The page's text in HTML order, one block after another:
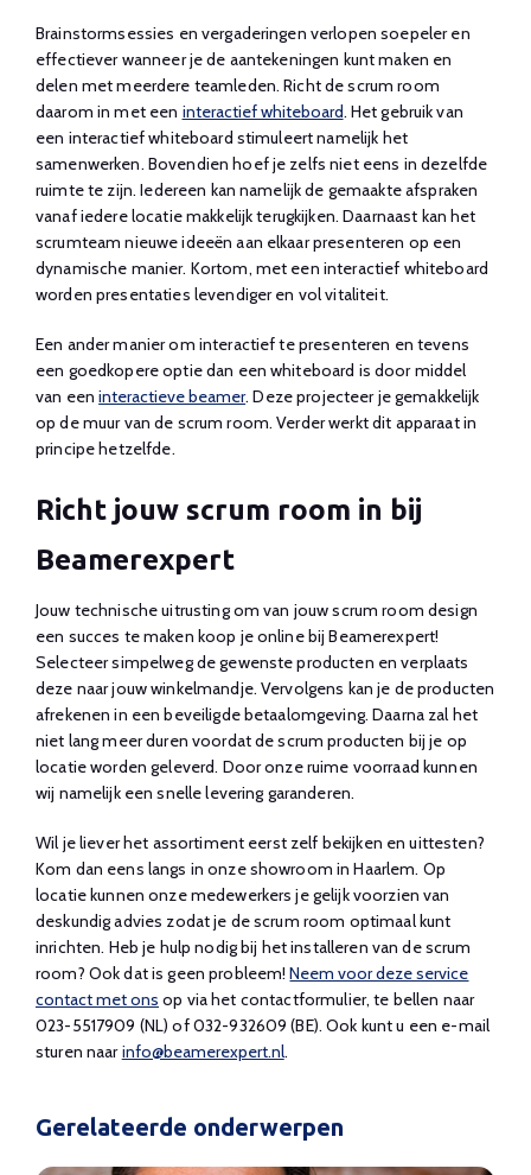
Brainstormsessies en vergaderingen verlopen soepeler en
effectiever wanneer je de aantekeningen kunt maken en
delen met meerdere teamleden. Richt de scrum room
daarom in met een interactief whiteboard. Het gebruik van
een interactief whiteboard stimuleert namelijk het
samenwerken. Bovendien hoef je zelfs niet eens in dezelfde
ruimte te zijn. Iedereen kan namelijk de gemaakte afspraken
vanaf iedere locatie makkelijk terugkijken. Daarnaast kan het
scrumteam nieuwe ideeën aan elkaar presenteren op een
dynamische manier. Kortom, met een interactief whiteboard
worden presentaties levendiger en vol vitaliteit.
Een ander manier om interactief te presenteren en tevens
een goedkopere optie dan een whiteboard is door middel
van eeninteractieve beamer. Deze projecteer je gemakkelijk
op de muur van de scrum room. Verder werkt dit apparaat in
principe hetzelfde.
Richt jouw scrum room in bij
Beamerexpert
Jouw technische uitrusting om van jouw scrum room design
een succes te maken koop je online bij Beamerexpert!
Selecteer simpelweg de gewenste producten en verplaats
deze naar jouw winkelmandje. Vervolgens kan je de producten
afrekenen in een beveiligde betaalomgeving. Daarna zal het
niet lang meer duren voordat de scrum producten bij je op
locatie worden geleverd. Door onze ruime voorraad kunnen
wij namelijk een snelle levering garanderen.
Wil je liever het assortiment eerst zelf bekijken en uittesten?
Kom dan eens langs in onze showroom in Haarlem. Op
locatie kunnen onze medewerkers je gelijk voorzien van
deskundig advies zodat je de scrum room optimaal kunt
inrichten. Heb je hulp nodig bij het installeren van de scrum
room? Ook dat is geen probleem!Neem voor deze service
contact met ons op via het contactformulier, te bellen naar
023-5517909 (NL) of 032-932609 (BE). Ook kunt u een e-mail
sturen naarinfo@beamerexpert.nl.
Gerelateerde onderwerpen